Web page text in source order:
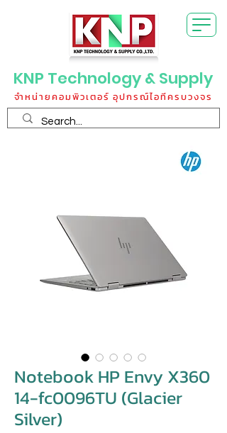
KNP Technology & Supply
จำหน่ายคอมพิวเตอร์ อุปกรณ์ไอทีครบวงจร
Notebook HP Envy X360
14-fc0096TU (Glacier
Silver)